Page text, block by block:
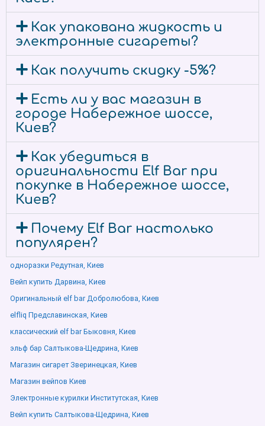
Как упакована жидкость и
электронные сигареты?
Как получить скидку -5%?
Есть ли у вас магазин в
городе Набережное шоссе,
Киев?
Как убедиться в
оригинальности Elf Bar при
покупке в Набережное шоссе,
Киев?
Почему Elf Bar настолько
популярен?
одноразки Редутная, Киев
Вейп купить Дарвина, Киев
Оригинальный elf bar Добролюбова, Киев
elfliq Предславинская, Киев
классический elf bar Быковня, Киев
эльф бар Салтыкова-Щедрина, Киев
Магазин сигарет Зверинецкая, Киев
Магазин вейпов Киев
Электронные курилки Институтская, Киев
Вейп купить Салтыкова-Щедрина, Киев